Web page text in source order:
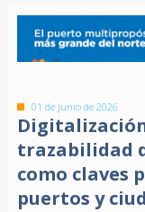
01 de Junio de 2026
trazabilidad
como claves
puertos y